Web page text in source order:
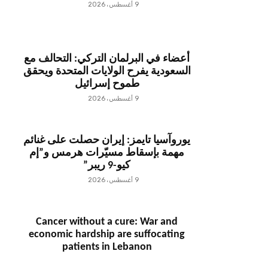
9 أغسطس، 2026
أعضاء في البرلمان التركي: التحالف مع
السعودية يفرح الولايات المتحدة ويحقق
طموح إسرائيل
9 أغسطس، 2026
يوروآسيا تايمز: إيران حصلت على غنائم
مهمة بإسقاط مسيّرات هرمس و”إم
كيو-9 ريبر”
9 أغسطس، 2026
Cancer without a cure: War and
economic hardship are suffocating
patients in Lebanon